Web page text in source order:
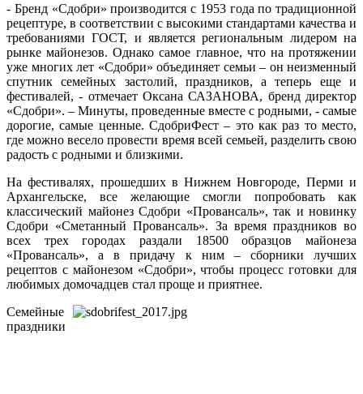
- Бренд «Сдобри» производится с 1953 года по традиционной
рецептуре, в соответствии с высокими стандартами качества и
требованиями ГОСТ, и является региональным лидером на
рынке майонезов. Однако самое главное, что на протяжении
уже многих лет «Сдобри» объединяет семьи – он неизменный
спутник семейных застолий, праздников, а теперь еще и
фестивалей, - отмечает Оксана САЗАНОВА, бренд директор
«Сдобри». – Минуты, проведенные вместе с родными, - самые
дорогие, самые ценные. СдобриФест – это как раз то место,
где можно весело провести время всей семьей, разделить свою
радость с родными и близкими.
На фестивалях, прошедших в Нижнем Новгороде, Перми и
Архангельске, все желающие смогли попробовать как
классический майонез Сдобри «Провансаль», так и новинку
Сдобри «Сметанный Провансаль». За время праздников во
всех трех городах раздали 18500 образцов майонеза
«Провансаль», а в придачу к ним – сборники лучших
рецептов с майонезом «Сдобри», чтобы процесс готовки для
любимых домочадцев стал проще и приятнее.
Семейные
праздники